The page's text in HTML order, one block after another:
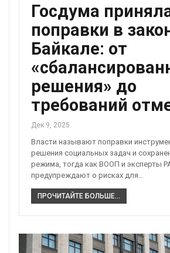
Госдума
поправки в
Байкале: от
решения» до
требований
Дек 9, 2025
Власти называют поправки
решения социальных задач и
режима, тогда как ВООП и эксперты
предупреждают о рисках для…
ПРОЧИТАЙТЕ БОЛЬШЕ...